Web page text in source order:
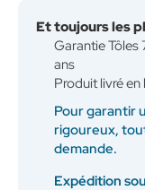
Et toujours les
Garantie Tôles
ans
Produit livré
Pour garantir
rigoureux,
demande.
Expédition